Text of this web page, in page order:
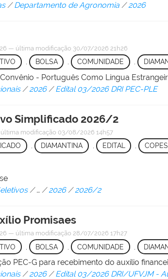
/Departamento de Agronomia /2026
— última modificação 30/07/2026 21h26
, BOLSA , COMUNIDADE ,
- Português Como Língua
/2026 /Edital 03/2026 DRI PEC-PLE
Simplificado 2026/2
última modificação 03/08/2026 14h57
DIAMANTINA EDITAL ,
/…/2026 /2026/2
Promisaes
— última modificação 28/07/2026 17h27
BOLSA , COMUNIDADE ,
PEC-G para recebimento do auxílio
/2026 /Edital 03/2026 DRI/UFVJM -